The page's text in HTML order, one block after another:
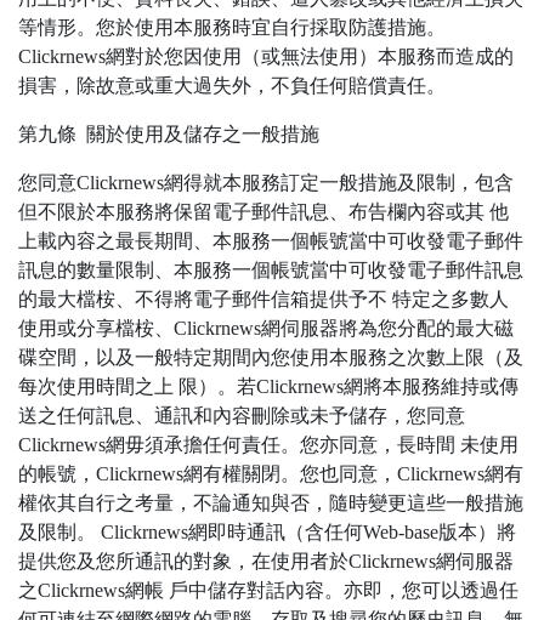
等情形。您於使用本服務時宜自行採取防護措施。
Clickrnews網對於您因使用（或無法使用）本服務而造成的
損害，除故意或重大過失外，不負任何賠償責任。
第九條 關於使用及儲存之一般措施
您同意Clickrnews網得就本服務訂定一般措施及限制，包含
但不限於本服務將保留電子郵件訊息、布告欄內容或其 他
上載內容之最長期間、本服務一個帳號當中可收發電子郵件
訊息的數量限制、本服務一個帳號當中可收發電子郵件訊息
的最大檔桉、不得將電子郵件信箱提供予不 特定之多數人
使用或分享檔桉、Clickrnews網伺服器將為您分配的最大磁
碟空間，以及一般特定期間內您使用本服務之次數上限（及
每次使用時間之上 限）。若Clickrnews網將本服務維持或傳
送之任何訊息、通訊和內容刪除或未予儲存，您同意
Clickrnews網毋須承擔任何責任。您亦同意，長時間 未使用
的帳號，Clickrnews網有權關閉。您也同意，Clickrnews網有
權依其自行之考量，不論通知與否，隨時變更這些一般措施
及限制。 Clickrnews網即時通訊（含任何Web-base版本）將
提供您及您所通訊的對象，在使用者於Clickrnews網伺服器
之Clickrnews網帳 戶中儲存對話內容。亦即，您可以透過任